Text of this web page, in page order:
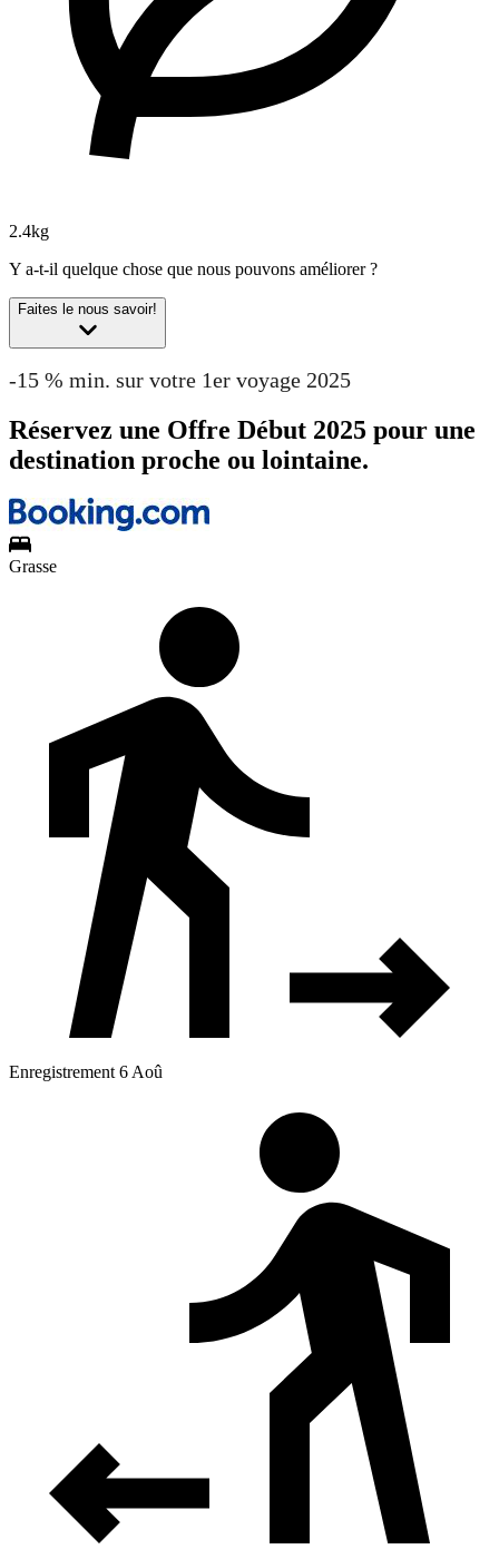
2.4kg
Y a-t-il quelque chose que nous pouvons améliorer ?
Faites le nous savoir!
-15 % min. sur votre 1er voyage 2025
Réservez une Offre Début 2025 pour une
destination proche ou lointaine.
Grasse
Enregistrement 6 Aoû